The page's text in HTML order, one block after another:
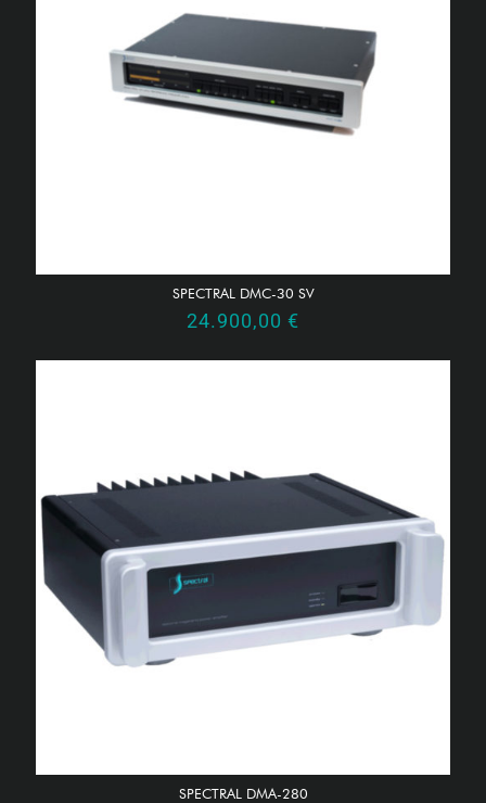
SPECTRAL DMC-30 SV
24.900,00 €
SPECTRAL DMA-280